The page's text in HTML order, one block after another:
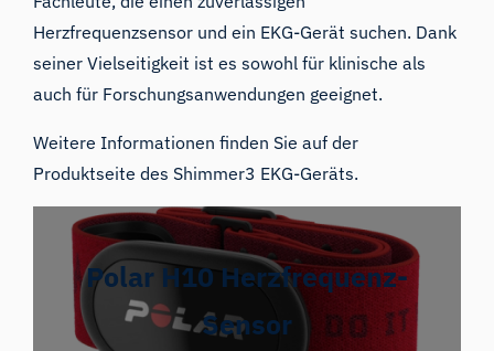
Herzfrequenzsensor und ein EKG-Gerät suchen. Dank
seiner Vielseitigkeit ist es sowohl für klinische als
auch für Forschungsanwendungen geeignet.
Weitere Informationen finden Sie auf der
Produktseite des Shimmer3 EKG-Geräts.
Polar H10 Herzfrequenz-
Sensor